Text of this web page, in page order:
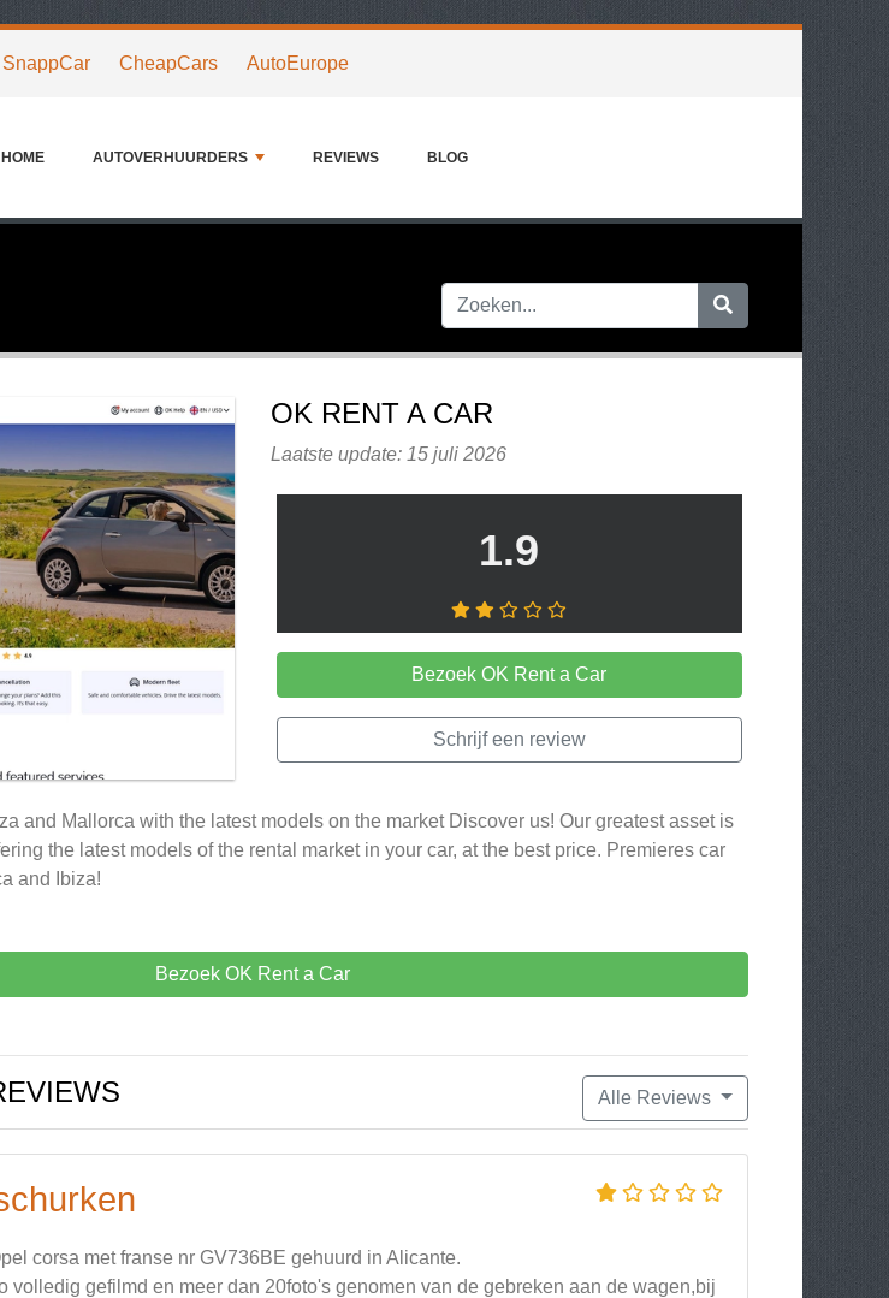
SnappCar CheapCars AutoEurope
HOME AUTOVERHUURDERS REVIEWS BLOG
OK RENT A CAR
Laatste update: 15 juli 2026
1.9
Bezoek OK Rent a Car
Schrijf een review
and Mallorca with the latest models on the market Discover us! Our greatest asset is
the latest models of the rental market in your car, at the best price. Premieres car
and Ibiza!
Bezoek OK Rent a Car
Alle Reviews
corsa met franse nr GV736BE gehuurd in Alicante.
volledig gefilmd en meer dan 20foto's genomen van de gebreken aan de wagen,bij